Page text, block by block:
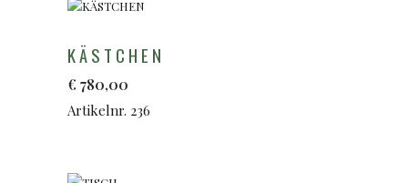
KÄSTCHEN
€ 780,00
Artikelnr. 236